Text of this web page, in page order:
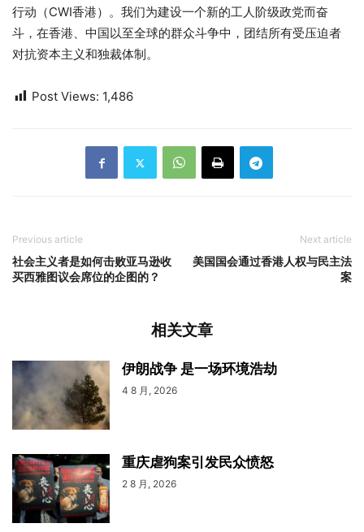
行动（CWI香港）。我们为建设一个新的工人阶级政党而奋
斗，在香港、中国以至全球的群众斗争中，团结所有受压迫者
对抗资本主义和独裁体制。
Post Views: 1,486
Previous article
社会主义者是如何击败亚马逊收
买西雅图议会席位的企图的？
Next article
美国国会通过香港人权与民主法
案
相关文章
伊朗战争 是一场环境浩劫
4 8 月, 2026
重庆虐狗案引发民众愤怒
2 8 月, 2026